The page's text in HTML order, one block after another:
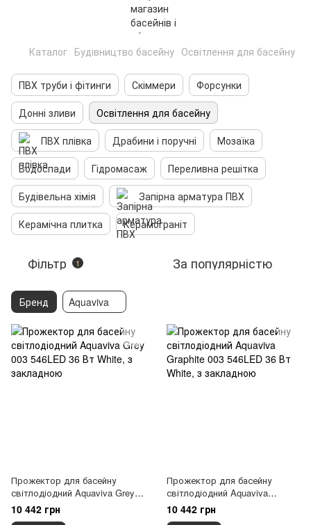
Каталог Будівництво басейну Освітлення для басейну
ПВХ труби і фітинги Скіммери
Форсунки
Донні зливи
Освітлення для басейну
ПВХ плівка
Драбини і поручні
Мозаїка
Водоспади
Гідромасаж
Переливна решітка
Будівельна хімія
Запірна арматура ПВХ
Керамічна плитка
Керамограніт
Фільтр 1 За популярністю
Бренд Aquaviva
Прожектор для басейну
світлодіодний Aquaviva Grey
003 546LED 36 Вт White, з
закладною
10 442 грн
Прожектор для басейну
світлодіодний Aquaviva
Graphite 003 546LED 36 Вт
White, з закладною
10 442 грн